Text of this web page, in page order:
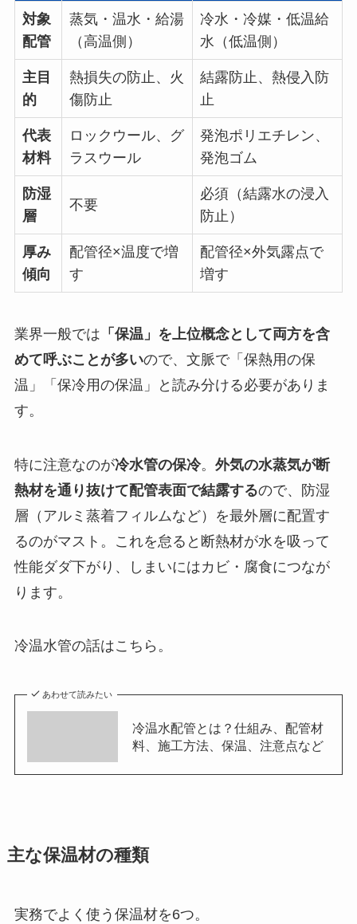
対象
配管
蒸気・温水・給湯
（高温側）
冷水・冷媒・低温給
水（低温側）
主目
的
熱損失の防止、火
傷防止
結露防止、熱侵入防
止
代表
材料
ロックウール、グ
ラスウール
発泡ポリエチレン、
発泡ゴム
防湿
層
不要
必須（結露水の浸入
防止）
厚み
傾向
配管径×温度で増
す
配管径×外気露点で
増す
業界一般では 「保温」を上位概念として両方を含
めて呼ぶことが多いので、文脈で「保熱用の保
温」「保冷用の保温」と読み分ける必要がありま
す。
特に注意なのが冷水管の保冷。 外気の水蒸気が断
熱材を通り抜けて配管表面で結露するので、防湿
層（アルミ蒸着フィルムなど）を最外層に配置す
るのがマスト。これを怠ると断熱材が水を吸って
性能ダダ下がり、しまいにはカビ・腐食につなが
ります。
冷温水管の話はこちら。
あわせて読みたい
冷温水配管とは？仕組み、配管材
料、施工方法、保温、注意点など
主な保温材の種類
実務でよく使う保温材を6つ。